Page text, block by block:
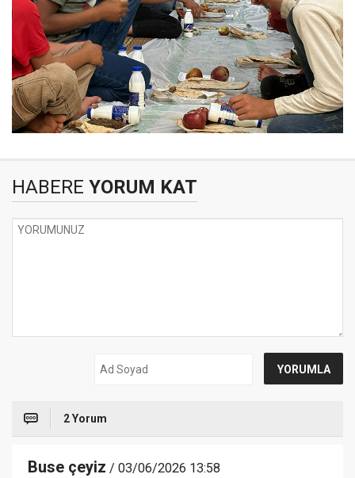
HABERE YORUM KAT
2 Yorum
Buse çeyiz / 03/06/2026 13:58